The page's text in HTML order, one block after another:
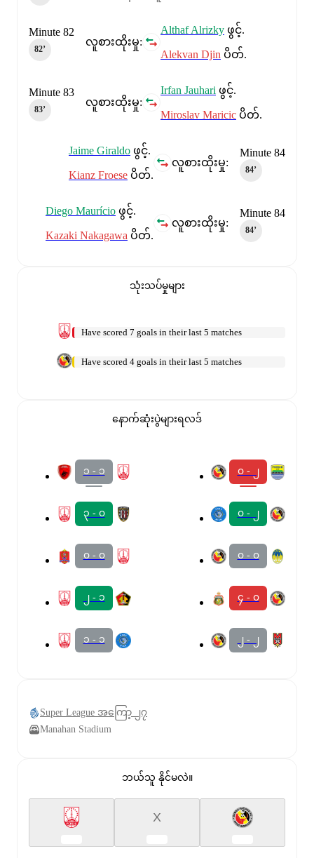
လူစားထိုးမှု:
Althaf Alrizky ဖွင့်.
Alekvan Djin ပိတ်.
Minute 82
82‎’‎
လူစားထိုးမှု:
Irfan Jauhari ဖွင့်.
Miroslav Maricic ပိတ်.
Minute 83
83‎’‎
Minute 84
84‎’‎
လူစားထိုးမှု:
Jaime Giraldo ဖွင့်.
Kianz Froese ပိတ်.
Minute 84
84‎’‎
လူစားထိုးမှု:
Diego Maurício ဖွင့်.
Kazaki Nakagawa ပိတ်.
သုံးသပ်မှုများ
Have scored 7 goals in their last 5 matches
Have scored 4 goals in their last 5 matches
နောက်ဆုံးပွဲများရလဒ်
၁ - ၁
၃ - ၀
၀ - ၀
၂ - ၁
၁ - ၁
၀ - ၂
၀ - ၂
၀ - ၀
၄ - ၀
၂ - ၂
Super League အကြော့ ၂၇
Manahan Stadium
ဘယ်သူ နိုင်မလဲ။
X